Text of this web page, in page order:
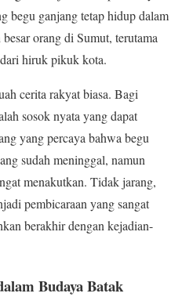
begu ganjang tetap hidup dalam
orang di Sumut, terutama
hiruk pikuk kota.
cerita rakyat biasa. Bagi
sosok nyata yang dapat
yang percaya bahwa begu
sudah meninggal, namun
menakutkan. Tidak jarang,
pembicaraan yang sangat
berakhir dengan kejadian-
Budaya Batak